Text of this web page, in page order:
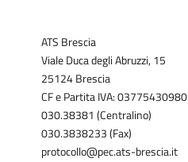
ATS Brescia
Viale Duca degli Abruzzi, 15
25124 Brescia
CF e Partita IVA: 03775430980
030.38381 (Centralino)
030.3838233 (Fax)
protocollo@pec.ats-brescia.it